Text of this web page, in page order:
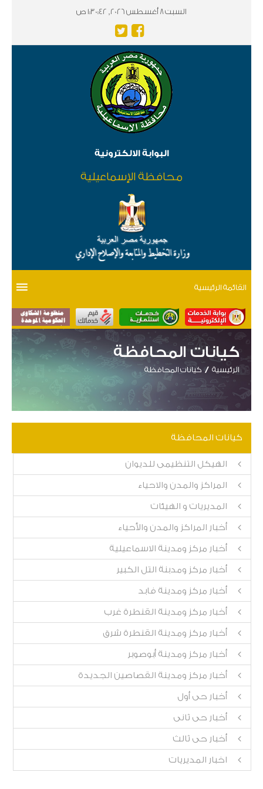
السبت 8 أغسطس 2026, 1:30:43 ص
البوابة الالكترونية
محافظة الإسماعيلية
القائمة الرئيسية
كيانات المحافظة
الرئيسية كيانات المحافظة
كيانات المحافظة
الهيكل التنظيمى للديوان
المراكز والمدن والاحياء
المديريات و الهيئات
أخبار المراكز والمدن والأحياء
أخبار مركز ومدينة الاسماعيلية
أخبار مركز ومدبنة التل الكبير
أخبار مركز ومدينة فابد
أخبار مركز ومدينة القنطرة غرب
أخبار مركز ومدينة القنطرة شرق
أخبار مركز ومدينة أبوصوبر
أخبار مركز ومدينة القصاصين الجديدة
أخبار حى أول
أخبار حى ثانى
أخبار حى ثالث
اخبار المديريات